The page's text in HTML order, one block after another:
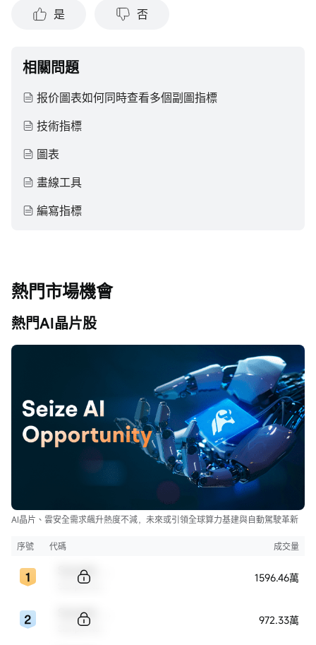
任何陳述或保證。
是 否
相關問題
报价圖表如何同時查看多個副圖指標
技術指標
圖表
畫線工具
編寫指標
熱門市場機會
熱門AI晶片股
AI晶片、雲安全需求飆升熱度不減，未來或引領全球算力基建與自動駕駛革新
序號 代碼 成交量
1596.46萬
972.33萬